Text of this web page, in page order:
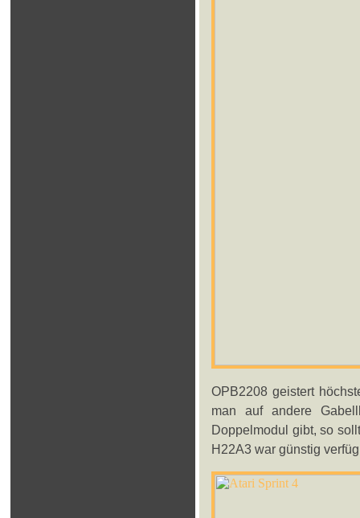
OPB2208 geistert
man auf andere
Doppelmodul gibt, so
H22A3 war günstig